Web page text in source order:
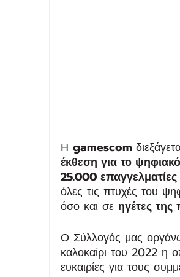
Η gamescom
έκθεση για το
25.000 επαγγελματίες
όλες τις πτυχές του
όσο και σε ηγέτες της
Ο Σύλλογός μας
καλοκαίρι του 2022 η
ευκαιρίες για τους